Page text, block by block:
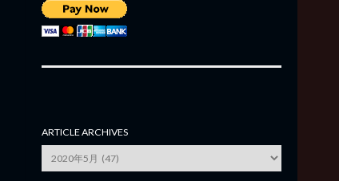
ARTICLE ARCHIVES
Archives